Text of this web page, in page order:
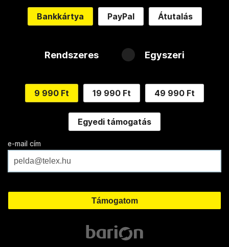
Bankkártya PayPal Átutalás
Rendszeres Egyszeri
9 990 Ft 19 990 Ft 49 990 Ft
Egyedi támogatás
e-mail cím